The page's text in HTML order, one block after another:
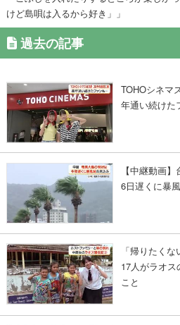
けど島唄は入るから好き」」
過去の記事
TOHOシネ
年通い続け
【中継動画
6日遅くに暴
「帰りたく
17人がラオ
こと